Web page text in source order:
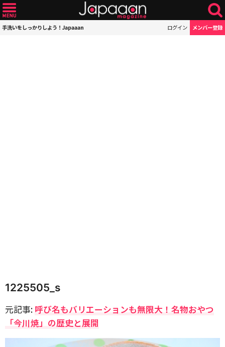
手洗いをしっかりしよう！Japaaan ログイン メンバー登録
1225505_s
元記事: 呼び名もバリエーションも無限大！名物おやつ
「今川焼」の歴史と展開